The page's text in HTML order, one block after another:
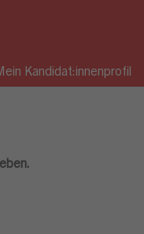
Kandidat:innenprofil